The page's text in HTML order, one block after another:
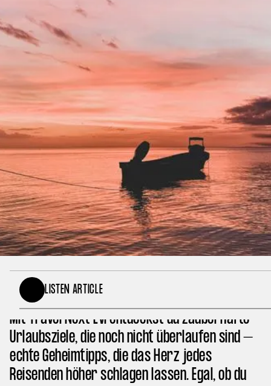
LISTEN ARTICLE
Bist du bereit für deinen nächsten Urlaub und
möchtest dem Massentourismus entfliehen?
Mit Travel Next Lvl entdeckst du zauberhafte
Urlaubsziele, die noch nicht überlaufen sind –
echte Geheimtipps, die das Herz jedes
Reisenden höher schlagen lassen. Egal, ob du